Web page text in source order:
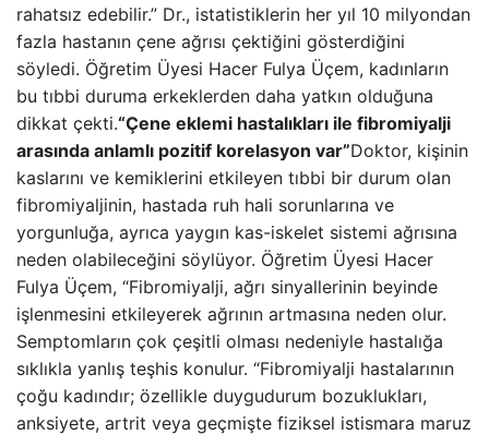
rahatsız edebilir.” Dr., istatistiklerin her yıl 10 milyondan
fazla hastanın çene ağrısı çektiğini gösterdiğini
söyledi. Öğretim Üyesi Hacer Fulya Üçem, kadınların
bu tıbbi duruma erkeklerden daha yatkın olduğuna
dikkat çekti.“Çene eklemi hastalıkları ile fibromiyalji
arasında anlamlı pozitif korelasyon var”Doktor, kişinin
kaslarını ve kemiklerini etkileyen tıbbi bir durum olan
fibromiyaljinin, hastada ruh hali sorunlarına ve
yorgunluğa, ayrıca yaygın kas-iskelet sistemi ağrısına
neden olabileceğini söylüyor. Öğretim Üyesi Hacer
Fulya Üçem, “Fibromiyalji, ağrı sinyallerinin beyinde
işlenmesini etkileyerek ağrının artmasına neden olur.
Semptomların çok çeşitli olması nedeniyle hastalığa
sıklıkla yanlış teşhis konulur. “Fibromiyalji hastalarının
çoğu kadındır; özellikle duygudurum bozuklukları,
anksiyete, artrit veya geçmişte fiziksel istismara maruz